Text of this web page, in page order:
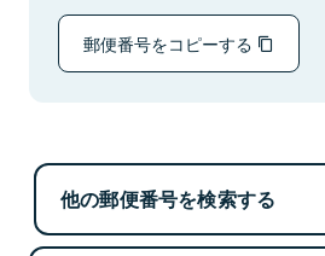
郵便番号をコピーする
他の郵便番号を検索する